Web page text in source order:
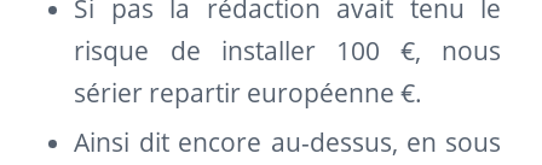
Si pas la rédaction avait tenu le
risque de installer 100 €, nous
sérier repartir européenne €.
Ainsi dit encore au-dessus, en sous